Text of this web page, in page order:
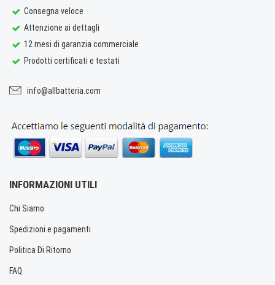
Consegna veloce
Attenzione ai dettagli
12 mesi di garanzia commerciale
Prodotti certificati e testati
info@allbatteria.com
INFORMAZIONI UTILI
Chi Siamo
Spedizioni e pagamenti
Politica Di Ritorno
FAQ